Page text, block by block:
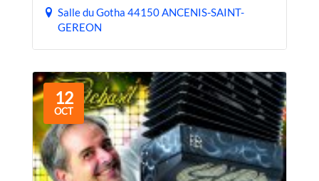
Salle du Gotha 44150 ANCENIS-SAINT-
GEREON
12
OCT